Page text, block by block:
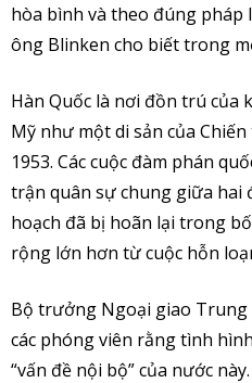
hòa bình và theo đúng pháp
ông Blinken cho biết trong
Hàn Quốc là nơi đồn trú của
Mỹ như một di sản của
1953. Các cuộc đàm phán
trận quân sự chung giữa hai
hoạch đã bị hoãn lại trong
rộng lớn hơn từ cuộc hỗn
Bộ trưởng Ngoại giao Trung
các phóng viên rằng tình
“vấn đề nội bộ” của nước